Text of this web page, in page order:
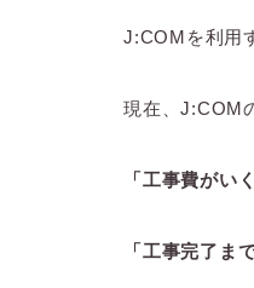
J:COMを利用
現在、J:COM
「工事費がい
「工事完了ま